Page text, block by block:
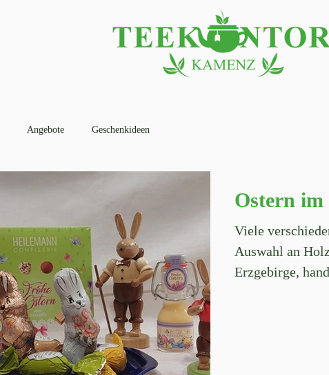
Angebote Geschenkideen
Ostern im
Viele
Auswahl an
Erzgebirge,